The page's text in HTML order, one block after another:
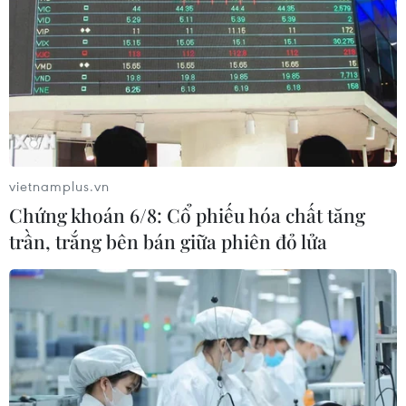
Chủ tịch nước dự Ngày hội “Sắc Xuân
trên mọi miền Tổ quốc”
TIN LIÊN QUAN
vietnamplus.vn
Chứng khoán 6/8: Cổ phiếu hóa chất tăng
trần, trắng bên bán giữa phiên đỏ lửa